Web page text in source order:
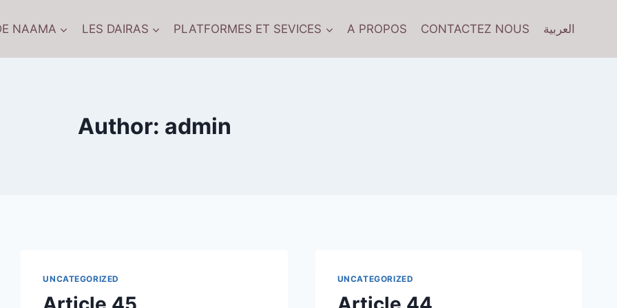
NAAMA LES DAIRAS PLATFORMES ET SEVICES A PROPOS CONTACTEZ NOUS العربية
Author: admin
UNCATEGORIZED UNCATEGORIZED